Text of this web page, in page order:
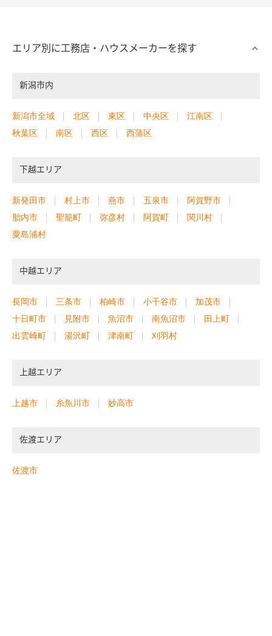
エリア別に工務店・ハウスメーカーを探す
新潟市内
新潟市全域 北区 東区 中央区
江南区
秋葉区
南区 西区 西蒲区
下越エリア
新発田市 村上市 燕市 五泉市
阿賀野市
胎内市
聖籠町 弥彦村 阿賀町
関川村
粟島浦村
中越エリア
長岡市 三条市 柏崎市 小千谷市
加茂市
十日町市
見附市 魚沼市 南魚沼市
田上町
出雲崎町
湯沢町 津南町 刈羽村
上越エリア
上越市 糸魚川市 妙高市
佐渡エリア
佐渡市